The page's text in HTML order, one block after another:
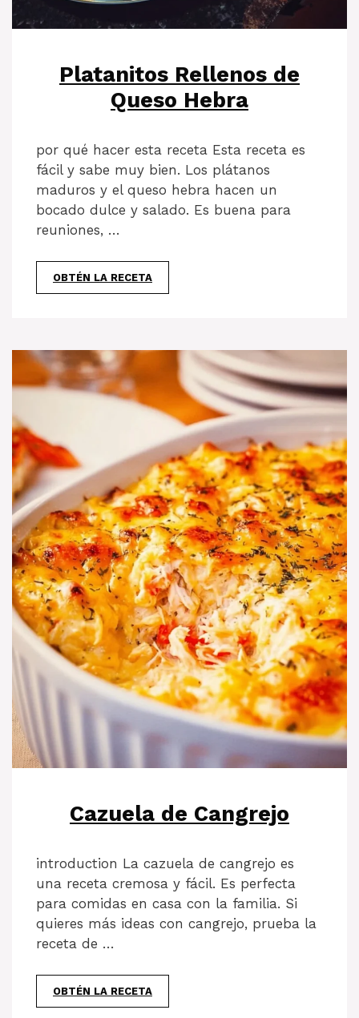
Platanitos Rellenos de
Queso Hebra
por qué hacer esta receta Esta receta es
fácil y sabe muy bien. Los plátanos
maduros y el queso hebra hacen un
bocado dulce y salado. Es buena para
reuniones, …
OBTÉN LA RECETA
Cazuela de Cangrejo
introduction La cazuela de cangrejo es
una receta cremosa y fácil. Es perfecta
para comidas en casa con la familia. Si
quieres más ideas con cangrejo, prueba la
receta de …
OBTÉN LA RECETA